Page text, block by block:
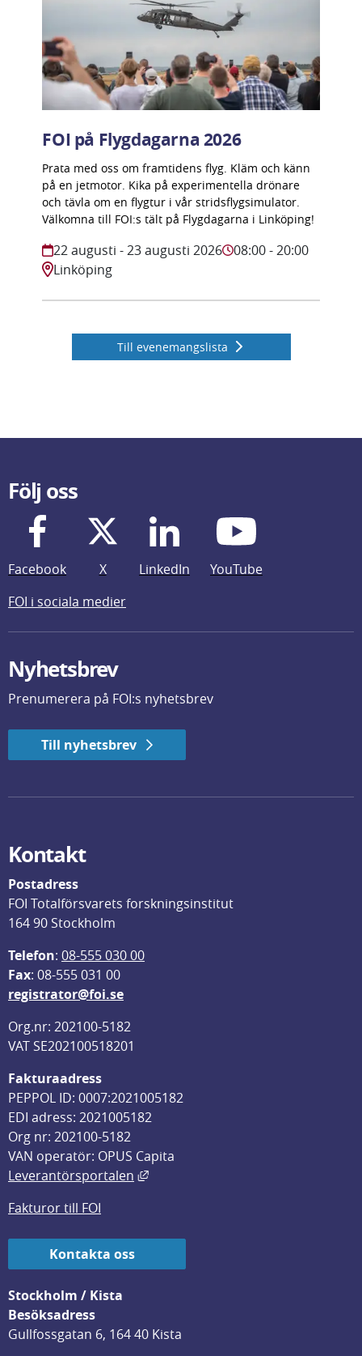
FOI på Flygdagarna 2026
Prata med oss om framtidens flyg. Kläm och känn
på en jetmotor. Kika på experimentella drönare
och tävla om en flygtur i vår stridsflygsimulator.
Välkomna till FOI:s tält på Flygdagarna i Linköping!
22 augusti - 23 augusti 2026 08:00- 20:00
Linköping
Till evenemangslista
Följ oss
Facebook X LinkedIn
YouTube
FOI i sociala medier
Nyhetsbrev
Prenumerera på FOI:s nyhetsbrev
Till nyhetsbrev
Kontakt
Postadress
FOI Totalförsvarets forskningsinstitut
164 90 Stockholm
Telefon: 08-555 030 00
Fax: 08-555 031 00
registrator@foi.se
Org.nr: 202100-5182
VAT SE202100518201
Fakturaadress
PEPPOL ID: 0007:2021005182
EDI adress: 2021005182
Org nr: 202100-5182
VAN operatör: OPUS Capita
Leverantörsportalen
Länk till annan webbplats, öppnas
Fakturor till FOI
Kontakta oss
Stockholm / Kista
Besöksadress
Gullfossgatan 6, 164 40 Kista